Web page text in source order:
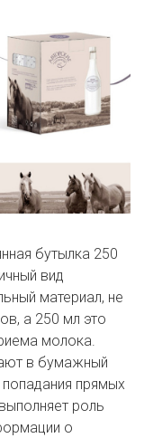
бутылка 250
вид
материал, не
а 250 мл это
молока.
в бумажный
прямых
роль
о